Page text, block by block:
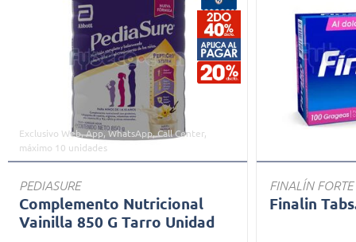
Exclusivo Web, App, WhatsApp, Call Center,
máximo 10 unidades
PEDIASURE
Complemento Nutricional
Vainilla 850 G Tarro Unidad
FINALÍN FORTE
Finalin